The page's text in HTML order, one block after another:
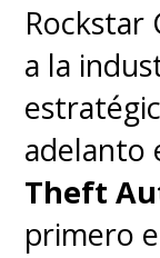
Rockstar
a la
adelanto
Theft
primero